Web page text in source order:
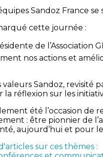
Sandoz France se
cette journée :
de l’Association
nos actions et
Sandoz, revisité
la réflexion sur les
été l’occasion
: être pionnier de
aujourd’hui et pour
sur ces thèmes :